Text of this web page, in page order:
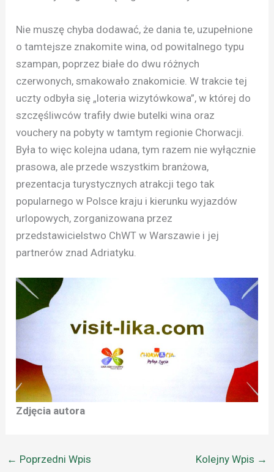
Nie muszę chyba dodawać, że dania te, uzupełnione
o tamtejsze znakomite wina, od powitalnego typu
szampan, poprzez białe do dwu różnych
czerwonych, smakowało znakomicie. W trakcie tej
uczty odbyła się „loteria wizytówkowa”, w której do
szczęśliwców trafiły dwie butelki wina oraz
vouchery na pobyty w tamtym regionie Chorwacji.
Była to więc kolejna udana, tym razem nie wyłącznie
prasowa, ale przede wszystkim branżowa,
prezentacja turystycznych atrakcji tego tak
popularnego w Polsce kraju i kierunku wyjazdów
urlopowych, zorganizowana przez
przedstawicielstwo ChWT w Warszawie i jej
partnerów znad Adriatyku.
Zdjęcia autora
← Poprzedni Wpis Kolejny Wpis →